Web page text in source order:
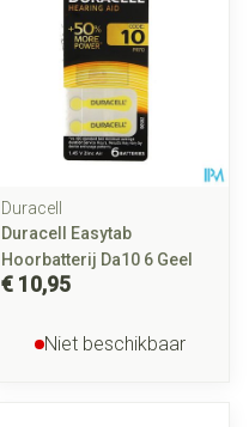
Duracell
Duracell Easytab
Hoorbatterij Da10 6 Geel
€ 10,95
Niet beschikbaar